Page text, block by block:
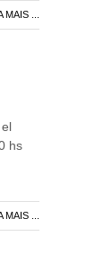
MAIS ...
hs
MAIS ...